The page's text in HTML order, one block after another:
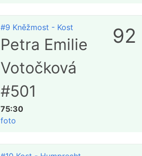
#9 Kněžmost - Kost
Petra Emilie
Votočková
#501
75:30
foto
92